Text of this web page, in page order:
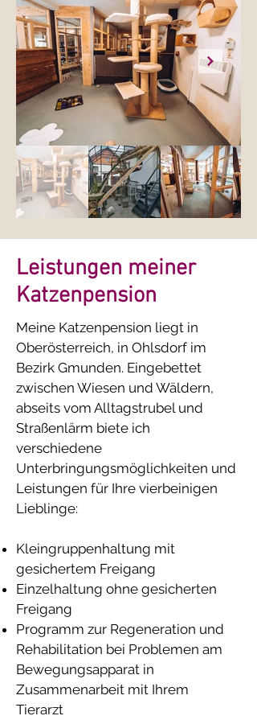
Leistungen meiner
Katzenpension
Meine Katzenpension liegt in
Oberösterreich, in Ohlsdorf im
Bezirk Gmunden. Eingebettet
zwischen Wiesen und Wäldern,
abseits vom Alltagstrubel und
Straßenlärm biete ich
verschiedene
Unterbringungsmöglichkeiten und
Leistungen für Ihre vierbeinigen
Lieblinge:
Kleingruppenhaltung mit
gesichertem Freigang
Einzelhaltung ohne gesicherten
Freigang
Programm zur Regeneration und
Rehabilitation bei Problemen am
Bewegungsapparat in
Zusammenarbeit mit Ihrem
Tierarzt